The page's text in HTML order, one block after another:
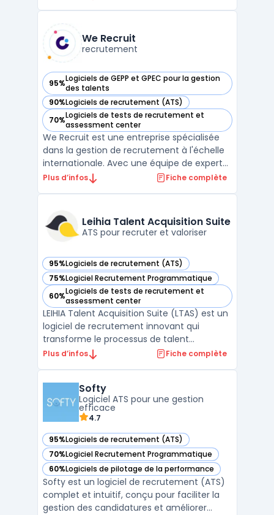
personnalité des candidats en ligne à
travers des ...We Recruit
recrutement
95%Logiciels de GEPP et GPEC pour la gestion
des talents
— voir We Recruit dans cette catégorie
90%Logiciels de recrutement (ATS)
— voir We Recruit dans cette catégorie
70%Logiciels de tests de recrutement et
assessment center
— voir We Recruit dans cette catégorie
We Recruit est une entreprise spécialisée
dans la gestion de recrutement à l'échelle
internationale. Avec une équipe de experts
SEO et un vaste éventail de services, We
vacants. Que ce soit pour le recrutement
de ca ...
Plus d’infos Fiche complète
Leihia Talent Acquisition Suite
ATS pour recruter et valoriser
95%Logiciels de recrutement (ATS)
— voir Leihia Talent Acquisition Suite dans cette catégorie
75%Logiciel Recrutement Programmatique
— voir Leihia Talent Acquisition Suite dans cette catégorie
60%Logiciels de tests de recrutement et
assessment center
— voir Leihia Talent Acquisition Suite dans cette catégorie
LEIHIA Talent Acquisition Suite (LTAS) est un
logiciel de recrutement innovant qui
transforme le processus de talent
acquisition pour les entreprises. Conçu
l'alignement des valeurs au cœur de sa
stratégie. La solutio ...
Plus d’infos Fiche complète
Softy
Logiciel ATS pour une gestion
efficace
4.7
95%Logiciels de recrutement (ATS)
— voir Softy dans cette catégorie
70%Logiciel Recrutement Programmatique
— voir Softy dans cette catégorie
60%Logiciels de pilotage de la performance
— voir Softy dans cette catégorie
Softy est un logiciel de recrutement (ATS)
complet et intuitif, conçu pour faciliter la
gestion des candidatures et améliorer